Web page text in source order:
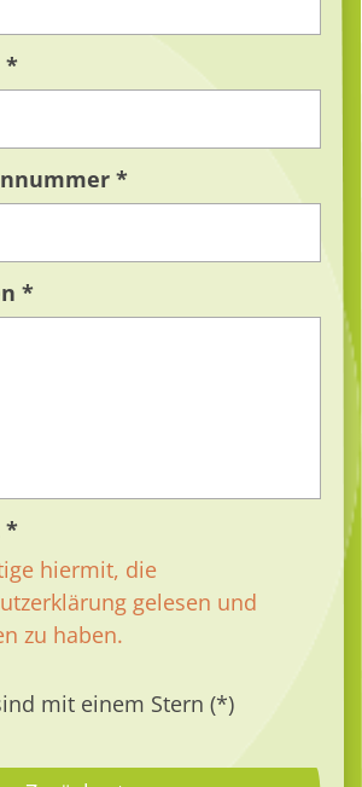
*
*
*
*
hiermit, die
gelesen und
zu haben.
mit einem Stern (*)